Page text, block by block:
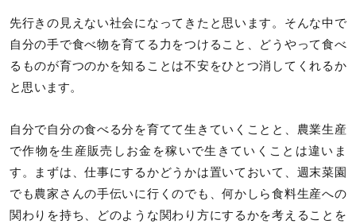
先行きの見えない社会になってきたと思います。そんな中で
自分の手で食べ物を育てる力をつけること、どうやって食べ
るものが育つのかを知ることは不安をひとつ消してくれるか
と思います。
自分で自分の食べる分を育てて生きていくことと、農業生産
で作物を生産販売しお金を稼いで生きていくことは違いま
す。まずは、仕事にするかどうかは置いておいて、週末菜園
でも農家さんの手伝いに行くのでも、何かしら食料生産への
関わりを持ち、どのような関わり方にするかを考えることを